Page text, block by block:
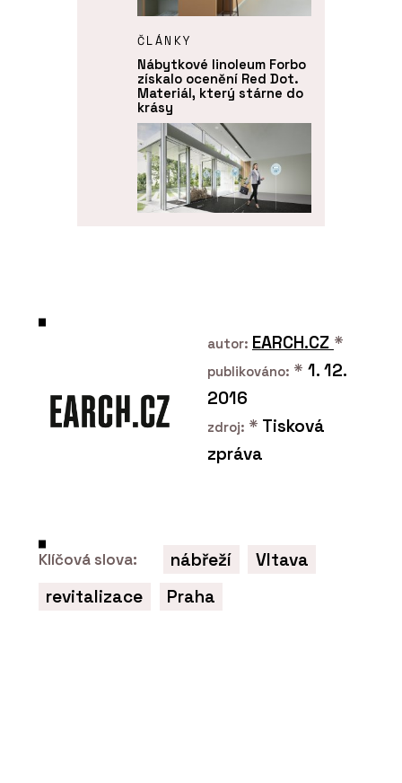
ČLÁNKY
Nábytkové linoleum Forbo
získalo ocenění Red Dot.
Materiál, který stárne do
krásy
Hodí se do paneláku,
kanceláří i vily z první
autor: EARCH.CZ *
publikováno: * 1. 12.
2016
zdroj: * Tisková
zpráva
Klíčová slova: nábřeží
Vltava
revitalizace
Praha